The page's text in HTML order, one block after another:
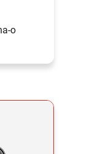
o